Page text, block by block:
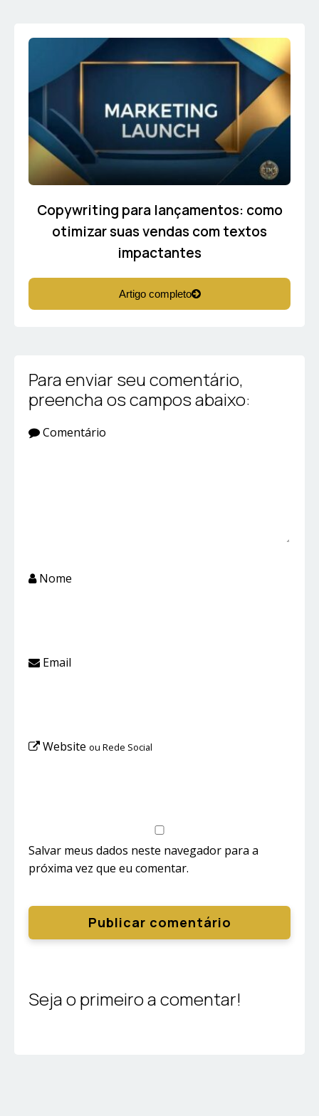
Copywriting para lançamentos: como
otimizar suas vendas com textos
impactantes
Artigo completo
Para enviar seu comentário,
preencha os campos abaixo:
Comentário
Nome
Email
Website ou Rede Social
Salvar meus dados neste navegador para a
próxima vez que eu comentar.
Seja o primeiro a comentar!